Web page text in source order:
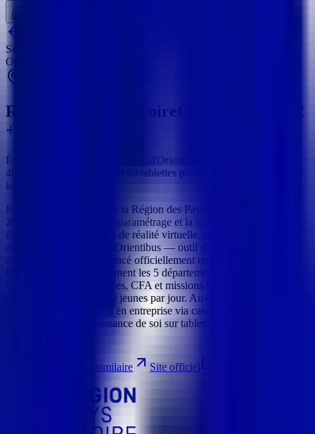
Démarrer un projet
Secteur public
Orientibus — VR + PiloTab
Région Pays de la Loire
Orientibus — VR
+ PiloTab
Équipement complet de la flotte d'Orientibus : 80 casques VR avec
40+ vidéos métiers 360° et 80 tablettes pilotées à distance, en mode
kiosk.
REALITIM accompagne la Région des Pays de la Loire depuis
2019 sur la fourniture, le paramétrage et la maintenance de son parc
de tablettes et de casques de réalité virtuelle, en préparation puis
dans le déploiement de l'Orientibus — outil d'aide à l'orientation
conçu par la Région et lancé officiellement en janvier 2021.
Plusieurs véhicules sillonnent les 5 départements et s'installent dans
la cour des collèges, lycées, CFA et missions locales pour accueillir,
sur 2,5 jours, jusqu'à 150 jeunes par jour. Au cœur du dispositif,
trois ateliers : immersion en entreprise via casques de réalité virtuelle
et vidéos 360°, connaissance de soi sur tablettes et exploration de
Discuter d'un projet similaire Site officiel